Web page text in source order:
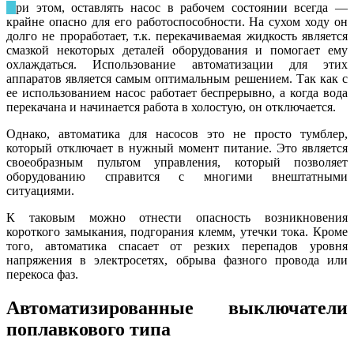
ри этом, оставлять насос в рабочем состоянии всегда —
крайне опасно для его работоспособности. На сухом ходу он
долго не проработает, т.к. перекачиваемая жидкость является
смазкой некоторых деталей оборудования и помогает ему
охлаждаться. Использование автоматизации для этих
аппаратов является самым оптимальным решением. Так как с
ее использованием насос работает беспрерывно, а когда вода
перекачана и начинается работа в холостую, он отключается.
Однако, автоматика для насосов это не просто тумблер,
который отключает в нужный момент питание. Это является
своеобразным пультом управления, который позволяет
оборудованию справится с многими внештатными
ситуациями.
К таковым можно отнести опасность возникновения
короткого замыкания, подгорания клемм, утечки тока. Кроме
того, автоматика спасает от резких перепадов уровня
напряжения в электросетях, обрыва фазного провода или
перекоса фаз.
Автоматизированные выключатели
поплавкового типа